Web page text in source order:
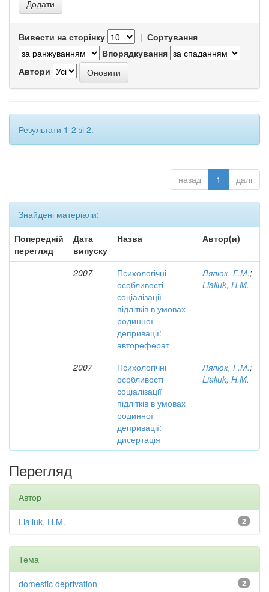
Вивести на сторінку | Сортування
Впорядкування
Автори
Результати 1-2 зі 2.
назад 1 далі
Знайдені матеріали:
Попередній
перегляд
Дата
випуску
Назва Автор(и)
2007
Психологічні
особливості
соціалізації
підлітків в умовах
родинної
депривації:
автореферат
Лялюк, Г.М.;
Lialiuk, H.M.
2007
Психологічні
особливості
соціалізації
підлітків в умовах
родинної
депривації:
дисертація
Лялюк, Г.М.;
Lialiuk, H.M.
Перегляд
Автор
2
Lialiuk, H.M.
Тема
2
domestic deprivation